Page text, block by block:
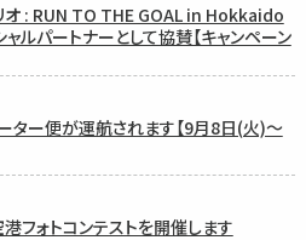
オ : RUN TO THE GOAL in Hokkaido
ャルパートナーとして協賛【キャンペーン
ター便が運航されます【9月8日(火)〜
フォトコンテストを開催します